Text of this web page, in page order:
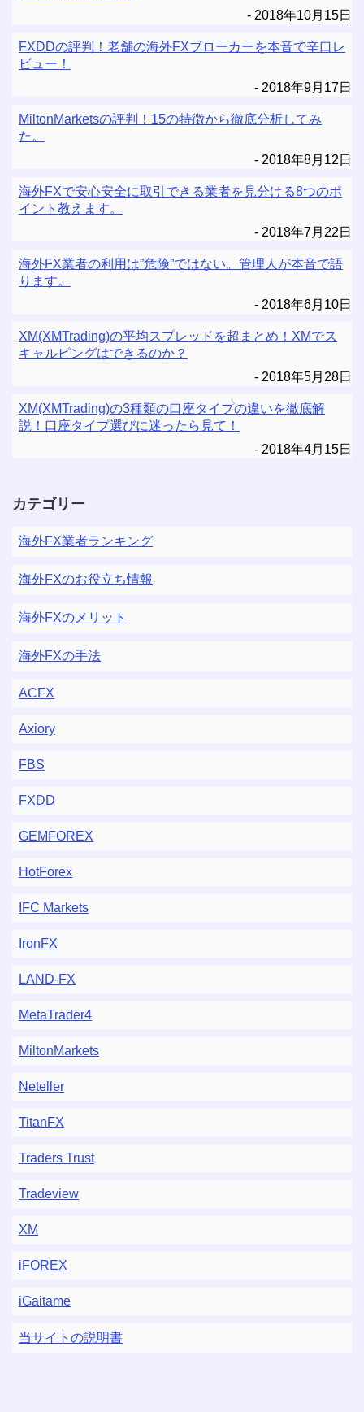
2018年10月15日
FXDDの評判！老舗の海外FXブローカーを本音で辛口レ
ビュー！
2018年9月17日
MiltonMarketsの評判！15の特徴から徹底分析してみ
た。
2018年8月12日
海外FXで安心安全に取引できる業者を見分ける8つのポ
イント教えます。
2018年7月22日
海外FX業者の利用は”危険”ではない。管理人が本音で語
ります。
2018年6月10日
XM(XMTrading)の平均スプレッドを超まとめ！XMでス
キャルピングはできるのか？
2018年5月28日
XM(XMTrading)の3種類の口座タイプの違いを徹底解
説！口座タイプ選びに迷ったら見て！
2018年4月15日
カテゴリー
海外FX業者ランキング
海外FXのお役立ち情報
海外FXのメリット
海外FXの手法
ACFX
Axiory
FBS
FXDD
GEMFOREX
HotForex
IFC Markets
IronFX
LAND-FX
MetaTrader4
MiltonMarkets
Neteller
TitanFX
Traders Trust
Tradeview
XM
iFOREX
iGaitame
当サイトの説明書